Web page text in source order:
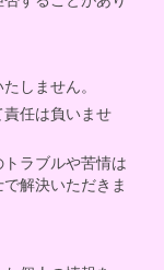
しません。
任は負いませ
ラブルや苦情は
解決いただきま